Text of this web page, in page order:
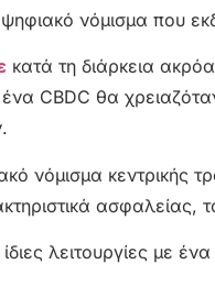
νόμισμα που
κατά τη διάρκεια
CBDC θα
νόμισμα κεντρικής
ασφαλείας,
λειτουργίες με